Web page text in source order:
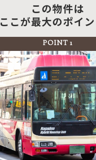
この物件は
ここが最大のポイン
POINT 1